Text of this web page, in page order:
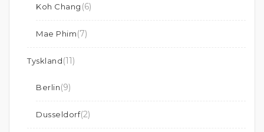
Koh Chang (6)
Mae Phim(7)
Tyskland(11)
Berlin(9)
Dusseldorf(2)